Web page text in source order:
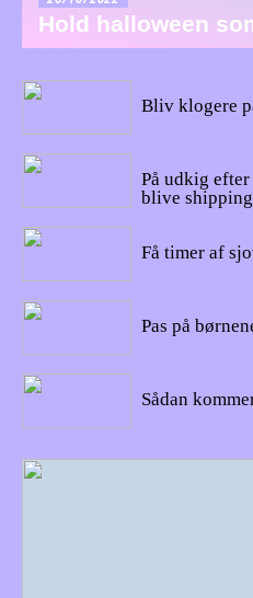
Hold halloween
Bliv klogere
På udkig
blive
Få timer af
Pas på
Sådan